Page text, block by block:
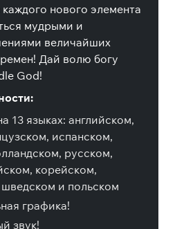
нового элемента
мудрыми и
величайших
Дай волю богу
God!
13 языках: английском,
испанском,
русском,
корейском,
и польском
графика!
звук!